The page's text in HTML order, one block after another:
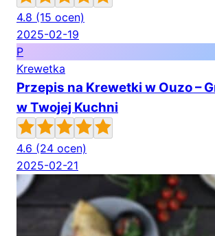
4.8 (15 ocen)
2025-02-19
P
Krewetka
Przepis na Krewetki w Ouzo –
w Twojej Kuchni
4.6 (24 ocen)
2025-02-21